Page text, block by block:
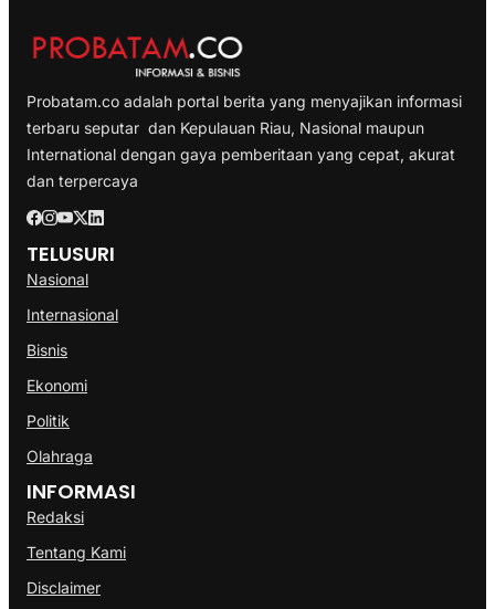
Probatam.co adalah portal berita yang menyajikan informasi
terbaru seputar dan Kepulauan Riau, Nasional maupun
International dengan gaya pemberitaan yang cepat, akurat
dan terpercaya
TELUSURI
Nasional
Internasional
Bisnis
Ekonomi
Politik
Olahraga
INFORMASI
Redaksi
Tentang Kami
Disclaimer